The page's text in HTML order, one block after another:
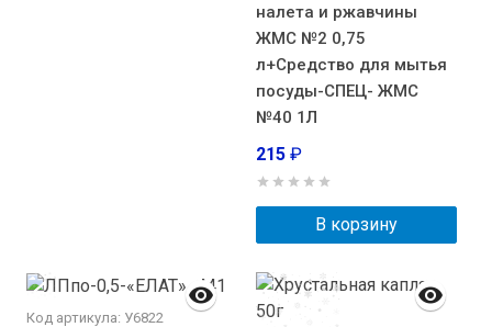
налета и ржавчины
ЖМС №2 0,75
л+Средство для мытья
посуды-СПЕЦ- ЖМС
№40 1Л
215 ₽
В корзину
Код артикула: У6822